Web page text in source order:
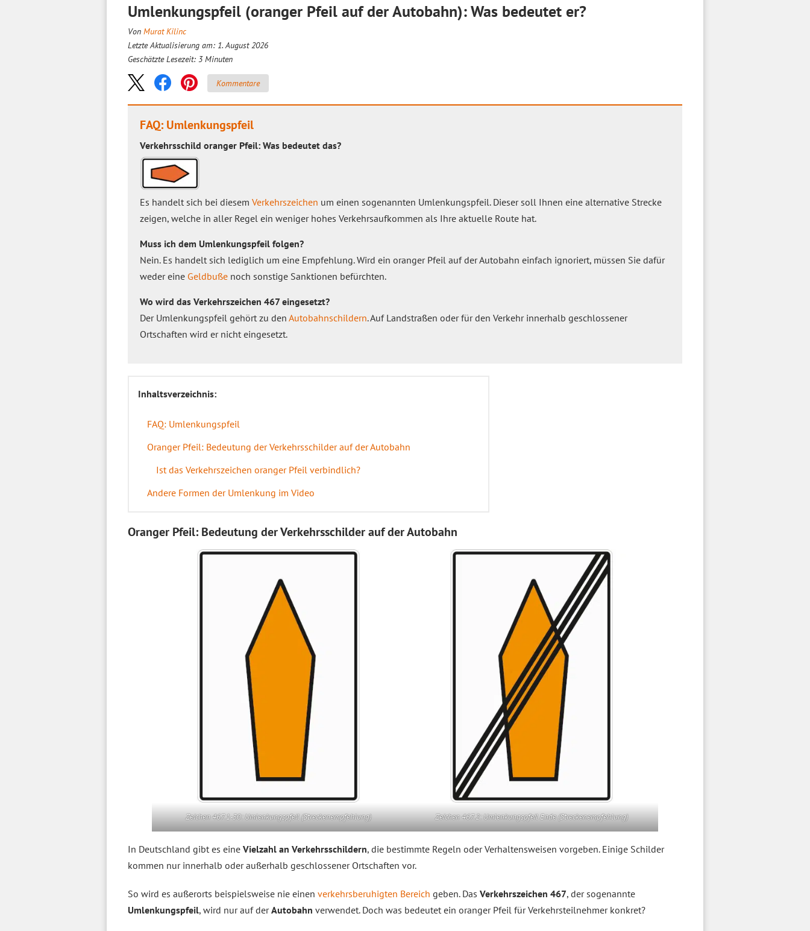
Umlenkungspfeil (oranger Pfeil auf der Autobahn): Was bedeutet er?
Von Murat Kilinc
Letzte Aktualisierung am: 1. August 2026
Geschätzte Lesezeit: 3 Minuten
Kommentare
FAQ: Umlenkungspfeil
Verkehrsschild oranger Pfeil: Was bedeutet das?
Es handelt sich bei diesem Verkehrszeichen um einen sogenannten Umlenkungspfeil. Dieser soll Ihnen eine alternative Strecke
zeigen, welche in aller Regel ein weniger hohes Verkehrsaufkommen als Ihre aktuelle Route hat.
Muss ich dem Umlenkungspfeil folgen?
Nein. Es handelt sich lediglich um eine Empfehlung. Wird ein oranger Pfeil auf der Autobahn einfach ignoriert, müssen Sie dafür
weder eine Geldbuße noch sonstige Sanktionen befürchten.
Wo wird das Verkehrszeichen 467 eingesetzt?
Der Umlenkungspfeil gehört zu den Autobahnschildern. Auf Landstraßen oder für den Verkehr innerhalb geschlossener
Ortschaften wird er nicht eingesetzt.
Inhaltsverzeichnis:
FAQ: Umlenkungspfeil
Oranger Pfeil: Bedeutung der Verkehrsschilder auf der Autobahn
Ist das Verkehrszeichen oranger Pfeil verbindlich?
Andere Formen der Umlenkung im Video
Oranger Pfeil: Bedeutung der Verkehrsschilder auf der Autobahn
Zeichen 467.1-30: Umlenkungspfeil (Streckenempfehlung) Zeichen 467.2: Umlenkungspfeil Ende (Streckenempfehlung)
In Deutschland gibt es eine Vielzahl an Verkehrsschildern, die bestimmte Regeln oder Verhaltensweisen vorgeben. Einige Schilder
kommen nur innerhalb oder außerhalb geschlossener Ortschaften vor.
So wird es außerorts beispielsweise nie einen verkehrsberuhigten Bereich geben. Das Verkehrszeichen 467, der sogenannte
Umlenkungspfeil, wird nur auf derAutobahn verwendet. Doch was bedeutet ein oranger Pfeil für Verkehrsteilnehmer konkret?